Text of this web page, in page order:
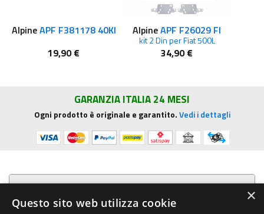
AlpineAPF F381178 40KI
19,90 €
AlpineAPF F26029 FI
kit 2 Din per Fiat 500L
34,90 €
GARANZIA ITALIA 24 MESI
Ogni prodotto è originale e garantito.Vedi i dettagli
Presentazione aziendale ×
Questo sito web utilizza cookie